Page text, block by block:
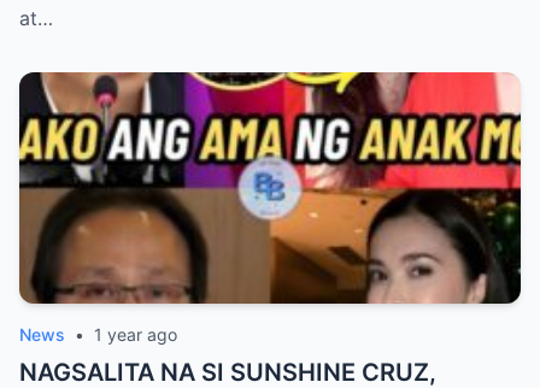
at…
News • 1 year ago
NAGSALITA NA SI SUNSHINE CRUZ,